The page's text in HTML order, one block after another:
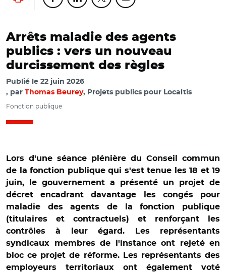
Arrêts maladie des agents
publics : vers un nouveau
durcissement des règles
Publié le 22 juin 2026
par Thomas Beurey, Projets publics pour Localtis
Fonction publique
Lors d'une séance plénière du Conseil commun
de la fonction publique qui s'est tenue les 18 et 19
juin, le gouvernement a présenté un projet de
décret encadrant davantage les congés pour
maladie des agents de la fonction publique
(titulaires et contractuels) et renforçant les
contrôles à leur égard. Les représentants
syndicaux membres de l'instance ont rejeté en
bloc ce projet de réforme. Les représentants des
employeurs territoriaux ont également voté